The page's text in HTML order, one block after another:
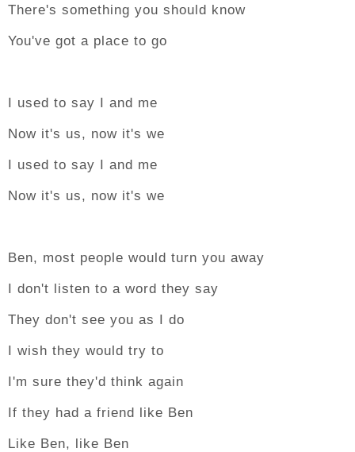
There's something you should know
You've got a place to go
I used to say I and me
Now it's us, now it's we
I used to say I and me
Now it's us, now it's we
Ben, most people would turn you away
I don't listen to a word they say
They don't see you as I do
I wish they would try to
I'm sure they'd think again
If they had a friend like Ben
Like Ben, like Ben